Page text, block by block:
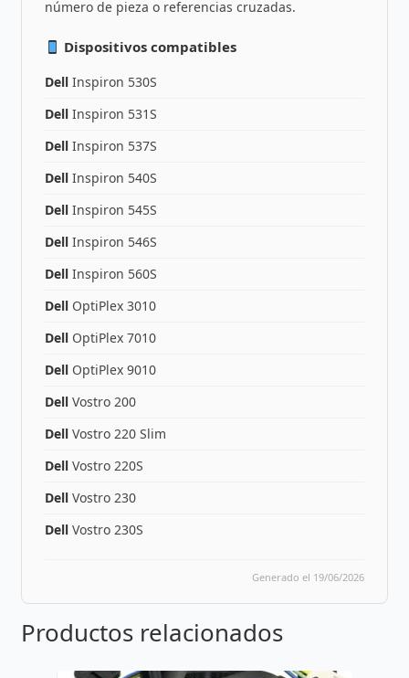
número de pieza o referencias cruzadas.
Dispositivos compatibles
Dell Inspiron 530S
Dell Inspiron 531S
Dell Inspiron 537S
Dell Inspiron 540S
Dell Inspiron 545S
Dell Inspiron 546S
Dell Inspiron 560S
Dell OptiPlex 3010
Dell OptiPlex 7010
Dell OptiPlex 9010
Dell Vostro 200
Dell Vostro 220 Slim
Dell Vostro 220S
Dell Vostro 230
Dell Vostro 230S
Generado el 19/06/2026
Productos relacionados